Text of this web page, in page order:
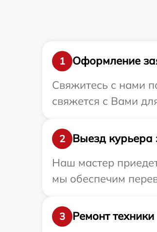
1
Оформление
Свяжитесь с нами
свяжется с Вами
2
Выезд курьера
Наш мастер
мы обеспечим
3
Ремонт техники